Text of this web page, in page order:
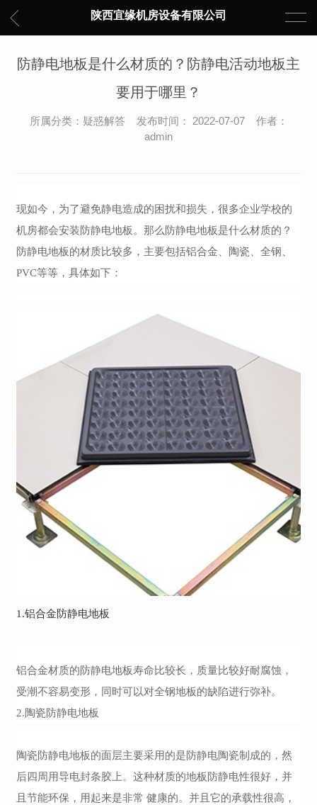
陕西宜缘机房设备有限公司
防静电地板是什么材质的？防静电活动地板主
要用于哪里？
所属分类：疑惑解答 发布时间： 2022-07-07 作者：
admin
现如今，为了避免静电造成的困扰和损失，很多企业学校的
机房都会安装防静电地板。那么 防静电地板是什么材质的 ？
防静电地板的材质比较多， 主要包括铝合金、陶瓷 、全钢
PVC等等 ，具体如下：
1.铝合金防静电地板
铝合金材质的防静电地板寿命比较长，质量比较好耐腐蚀，
受潮不容易变形，同时可以对全钢地板的缺陷进行弥补。
2.陶瓷 防静电地板
陶瓷防静电地板的面层主要采用的是 防静电陶瓷制成的，然
后四周用导电封条胶上。这种材质的地板防静电性很好，并
且节能环保，用起来是非常 健康的。并且它的承载性很高，